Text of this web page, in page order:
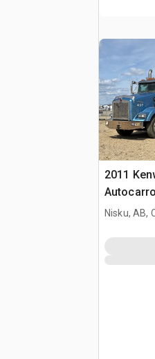
2011
Nisku, AB,